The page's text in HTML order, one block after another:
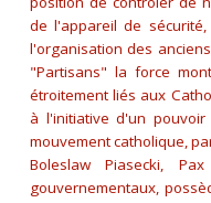
de l'appareil de
l'organisation des
"Partisans" la force
étroitement liés aux
à l'initiative d'un
mouvement catholique,
Boleslaw Piasecki,
gouvernementaux,